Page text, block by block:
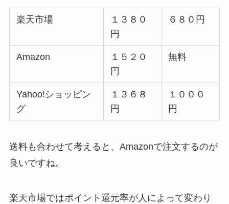
カチカチ君が売ってる場所は？
代用品ってある？
得？ネット購入できる？無料でも
店・口コミや最安値調査
楽天市場
１３８０
円
６８０円
Amazon
１５２０
円
無料
Yahoo!ショッピン
グ
１３６８
円
１０００
円
送料も合わせて考えると、Amazonで注文するのが
良いですね。
楽天市場ではポイント還元率が人によって変わり